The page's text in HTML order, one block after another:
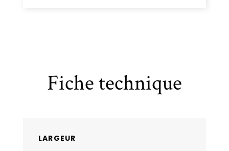
Fiche technique
LARGEUR